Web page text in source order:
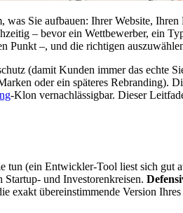
Sie aufbauen: Ihrer Website,
– bevor ein Wettbewerber, ein
–, und die richtigen
(damit Kunden immer das echte
oder ein späteres Rebranding).
-Klon vernachlässigbar. Dieser
tun (ein Entwickler-Tool liest sich gut
und Investorenkreisen.
exakt übereinstimmende Version